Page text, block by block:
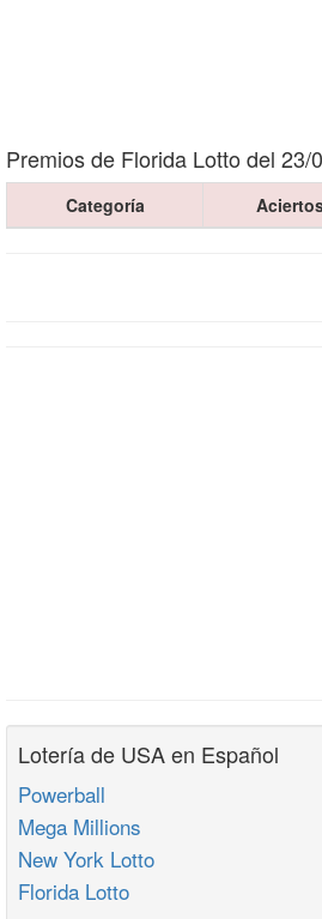
Premios de Florida Lotto del 23/
Categoría
Lotería de USA en Español
Powerball
Mega Millions
New York Lotto
Florida Lotto